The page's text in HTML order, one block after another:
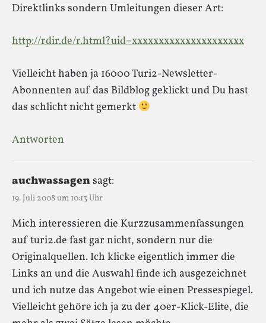
Direktlinks sondern Umleitungen dieser Art:
http://rdir.de/r.html?uid=xxxxxxxxxxxxxxxxxxxxx
Vielleicht haben ja 16000 Turi2-Newsletter-
Abonnenten auf das Bildblog geklickt und Du hast
das schlicht nicht gemerkt
Antworten
auchwassagensagt:
19. Juli 2008 um 10:13 Uhr
Mich interessieren die Kurzzusammenfassungen
auf turi2.de fast gar nicht, sondern nur die
Originalquellen. Ich klicke eigentlich immer die
Links an und die Auswahl finde ich ausgezeichnet
und ich nutze das Angebot wie einen Pressespiegel.
Vielleicht gehöre ich ja zu der 40er-Klick-Elite, die